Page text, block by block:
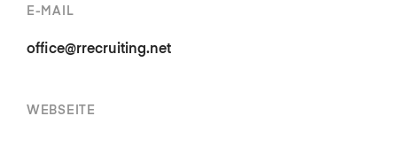
E-MAIL
office@rrecruiting.net
WEBSEITE